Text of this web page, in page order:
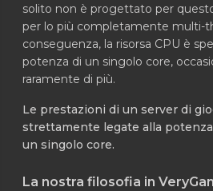
solito non è progettato per
per lo più completamente multi-
conseguenza, la risorsa CPU è
potenza di un singolo core,
raramente di più.
Le prestazioni di un server di
strettamente legate alla
un singolo core.
La nostra filosofia in